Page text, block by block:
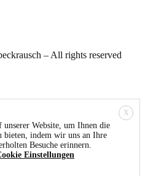
– All rights reserved
X
Website, um Ihnen die
bieten, indem wir uns an Ihre
Besuche erinnern.
Einstellungen